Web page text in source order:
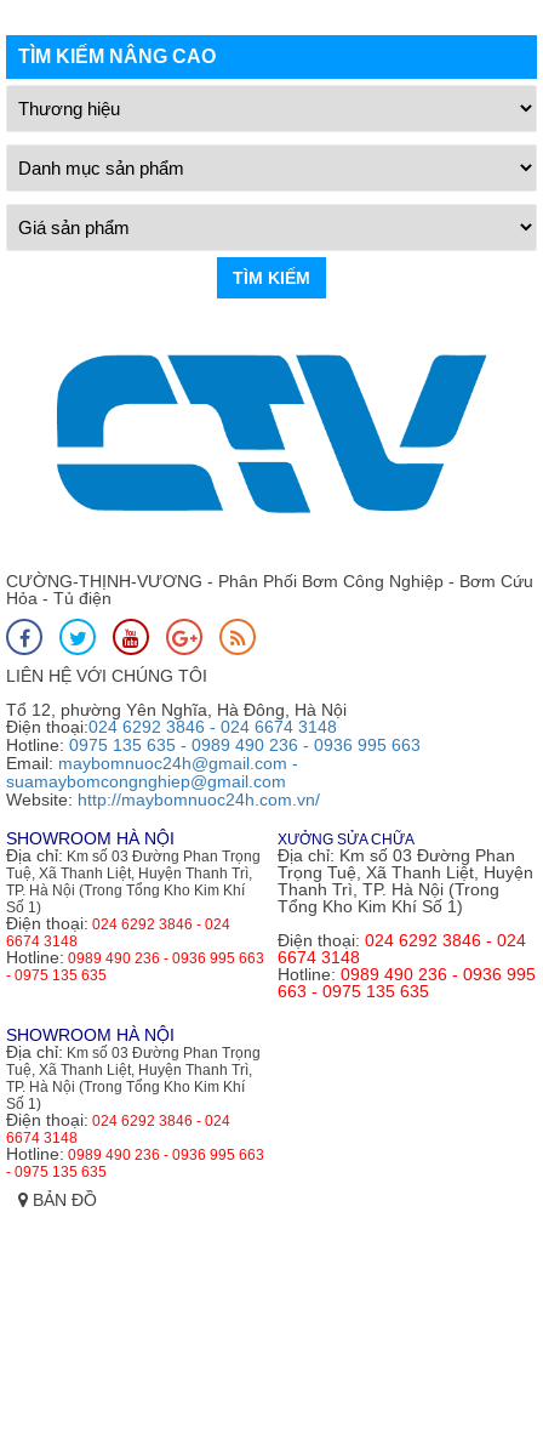
TÌM KIẾM NÂNG CAO
TÌM KIẾM
CƯỜNG-THỊNH-VƯƠNG - Phân Phối Bơm Công Nghiệp - Bơm Cứu
Hỏa - Tủ điện
LIÊN HỆ VỚI CHÚNG TÔI
Tổ 12, phường Yên Nghĩa, Hà Đông, Hà Nội
Điện thoại:024 6292 3846 - 024 6674 3148
Hotline: 0975 135 635 - 0989 490 236 - 0936 995 663
Email: maybomnuoc24h@gmail.com -
suamaybomcongnghiep@gmail.com
Website: http://maybomnuoc24h.com.vn/
SHOWROOM HÀ NỘI
Địa chỉ: Km số 03 Đường Phan Trọng
Tuệ, Xã Thanh Liệt, Huyện Thanh Trì,
TP. Hà Nội (Trong Tổng Kho Kim Khí
Số 1)
Điện thoại: 024 6292 3846 - 024
6674 3148
Hotline: 0989 490 236 - 0936 995 663
- 0975 135 635
XƯỞNG SỬA CHỮA
Địa chỉ: Km số 03 Đường Phan
Trọng Tuệ, Xã Thanh Liệt, Huyện
Thanh Trì, TP. Hà Nội (Trong
Tổng Kho Kim Khí Số 1)
Điện thoại: 024 6292 3846 - 024
6674 3148
Hotline: 0989 490 236 - 0936 995
663 - 0975 135 635
SHOWROOM HÀ NỘI
Địa chỉ: Km số 03 Đường Phan Trọng
Tuệ, Xã Thanh Liệt, Huyện Thanh Trì,
TP. Hà Nội (Trong Tổng Kho Kim Khí
Số 1)
Điện thoại: 024 6292 3846 - 024
6674 3148
Hotline: 0989 490 236 - 0936 995 663
- 0975 135 635
BẢN ĐỒ